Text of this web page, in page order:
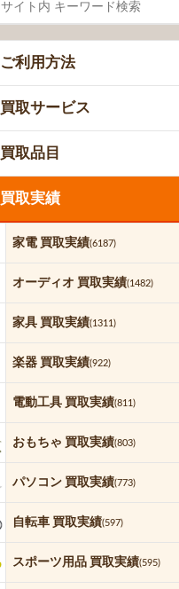
ご利用方法
買取サービス
買取品目
買取実績
家電 買取実績(6187)
オーディオ 買取実績(1482)
家具 買取実績(1311)
楽器 買取実績(922)
電動工具 買取実績(811)
おもちゃ 買取実績(803)
パソコン 買取実績(773)
自転車 買取実績(597)
スポーツ用品 買取実績(595)